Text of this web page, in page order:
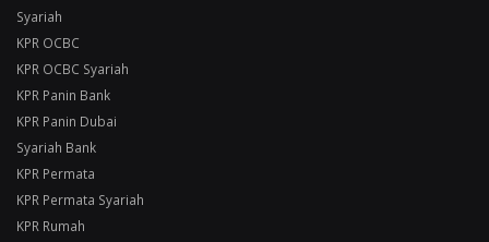
Syariah
KPR OCBC
KPR OCBC Syariah
KPR Panin Bank
KPR Panin Dubai
Syariah Bank
KPR Permata
KPR Permata Syariah
KPR Rumah